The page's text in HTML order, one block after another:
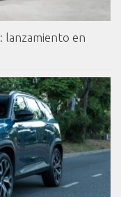
lanzamiento en